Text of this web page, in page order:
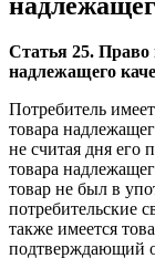
Статья 25. Право
надлежащего
Потребитель
товара
не считая дня его
товара
товар не был в
потребительские
также имеется
подтверждающий